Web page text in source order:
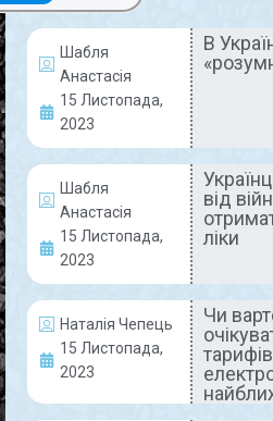
Шабля
Анастасія
15 Листопада,
2023
В
Шабля
Анастасія
15 Листопада,
2023
від
ліки
Наталія Чепець
15 Листопада,
2023
Чи
В Україні
автовокзал»
Компанія «Укрпас»
«розумного автовокзала» і